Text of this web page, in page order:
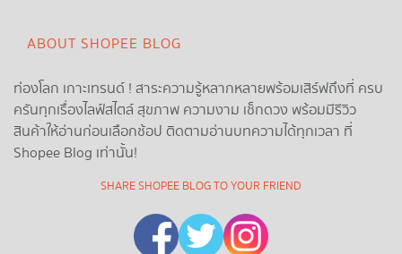
ABOUT SHOPEE BLOG
ท่องโลก เกาะเทรนด์ ! สาระความรู้หลากหลายพร้อมเสิร์ฟถึงที่ ครบ
ครันทุกเรื่องไลฟ์สไตล์ สุขภาพ ความงาม เช็กดวง พร้อมมีรีวิว
สินค้าให้อ่านก่อนเลือกช้อป ติดตามอ่านบทความได้ทุกเวลา ที่
Shopee Blog เท่านั้น!
SHARE SHOPEE BLOG TO YOUR FRIEND